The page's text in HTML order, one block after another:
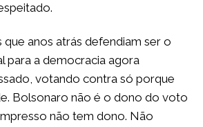
que anos atrás defendiam ser o
para a democracia agora
votando contra só porque
Bolsonaro não é o dono do voto
não tem dono. Não